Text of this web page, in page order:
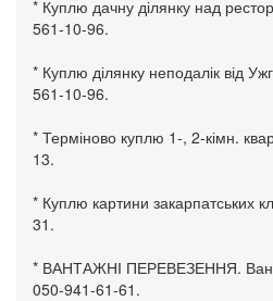
* Куплю дачну ділянку над
561-10-96.
* Куплю ділянку неподалік від
561-10-96.
* Терміново куплю 1-, 2-кімн.
13.
* Куплю картини закарпатських
31.
* ВАНТАЖНІ ПЕРЕВЕЗЕННЯ.
050-941-61-61.